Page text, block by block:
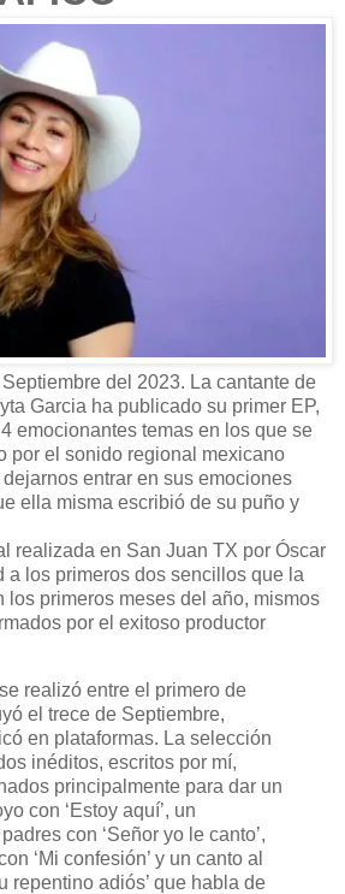
del 2023. La cantante de
Garcia ha publicado su primer EP,
emocionantes temas en los que se
por el sonido regional mexicano
entrar en sus emociones
ella misma escribió de su puño y
realizada en San Juan TX por Óscar
a los primeros dos sencillos que la
los primeros meses del año, mismos
por el exitoso productor
realizó entre el primero de
el trece de Septiembre,
en plataformas. La selección
inéditos, escritos por mí,
principalmente para dar un
con ‘Estoy aquí’, un
con ‘Señor yo le canto’,
‘Mi confesión’ y un canto al
repentino adiós’ que habla de